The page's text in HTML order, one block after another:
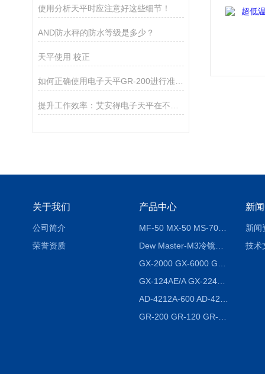
使用分析天平时应注意好这些细节！
AND防水秤的防水等级是多少？
天平使用 校正
如何正确使用电子天平GR-200进行准确测量？
关于我们
公司简介
荣誉资质
产品中心
MF-50 MX-50 MS-70卤素水分测定仪 红外线水分仪
Dew Master-M3冷镜式露点仪
GX-124AE/A GX-224AE/A分析天平
新
新闻
技术